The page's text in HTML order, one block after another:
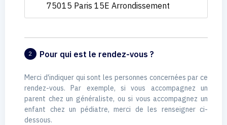
75015 Paris 15E Arrondissement
2 Pour qui est le rendez-vous ?
Merci d'indiquer qui sont les personnes concernées par ce
rendez-vous. Par exemple, si vous accompagnez un
parent chez un généraliste, ou si vous accompagnez un
enfant chez un pédiatre, merci de les renseigner ci-
dessous.